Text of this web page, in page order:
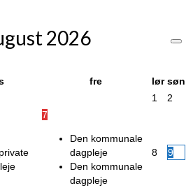
2026
fre lør søn
1
2
7
Den kommunale
dagpleje
Den kommunale
dagpleje
8 9